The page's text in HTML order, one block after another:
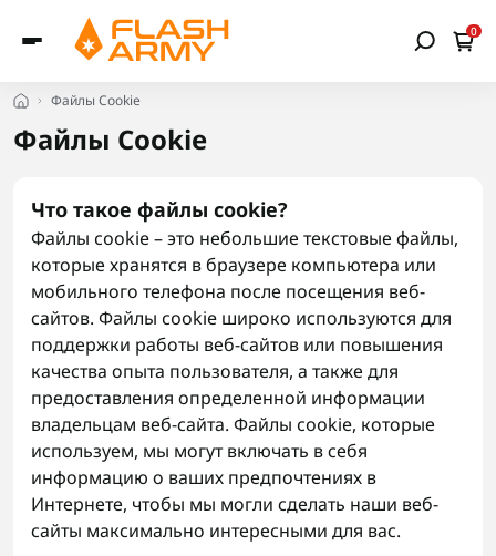
0
Файлы Cookie
Файлы Cookie
Что такое файлы cookie?
Файлы cookie – это небольшие текстовые файлы,
которые хранятся в браузере компьютера или
мобильного телефона после посещения веб-
сайтов. Файлы cookie широко используются для
поддержки работы веб-сайтов или повышения
качества опыта пользователя, а также для
предоставления определенной информации
владельцам веб-сайта. Файлы cookie, которые
используем, мы могут включать в себя
информацию о ваших предпочтениях в
Интернете, чтобы мы могли сделать наши веб-
сайты максимально интересными для вас.